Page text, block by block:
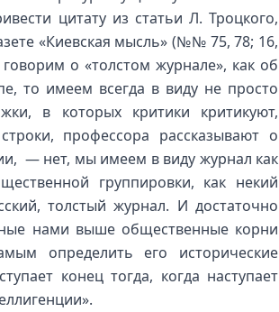
цитату из статьи Л. Троцкого,
«Киевская мысль» (№№ 75, 78; 16,
о «толстом журнале», как об
то имеем всегда в виду не просто
в которых критики критикуют,
профессора рассказывают о
— нет, мы имеем в виду журнал как
группировки, как некий
толстый журнал. И достаточно
нами выше общественные корни
определить его исторические
конец тогда, когда наступает